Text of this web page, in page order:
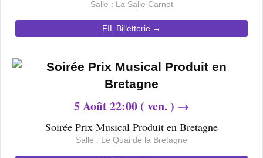
Salle : La Salle Carnot
FIL Billetterie →
5Août 22:00 ( ven. ) →
Soirée Prix Musical Produit en Bretagne
Salle : Le Quai de la Bretagne